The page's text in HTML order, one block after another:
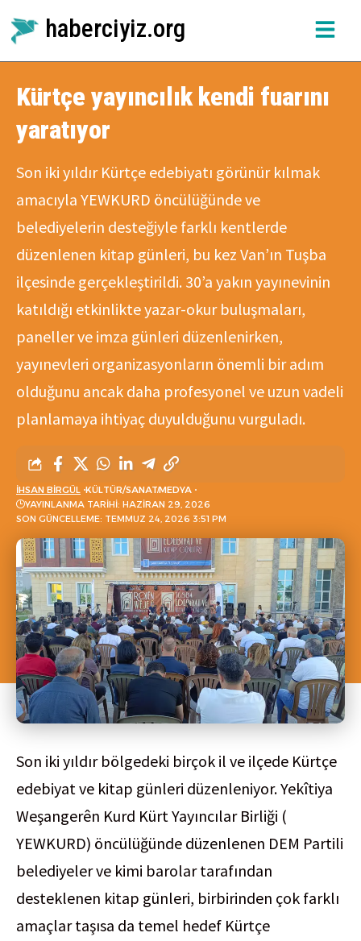
haberciyiz.org
Kürtçe yayıncılık kendi fuarını
yaratıyor
Son iki yıldır Kürtçe edebiyatı görünür kılmak
amacıyla YEWKURD öncülüğünde ve
belediyelerin desteğiyle farklı kentlerde
düzenlenen kitap günleri, bu kez Van’ın Tuşba
ilçesinde gerçekleştirildi. 30’a yakın yayınevinin
katıldığı etkinlikte yazar-okur buluşmaları,
paneller ve imza günleri düzenlenirken,
yayınevleri organizasyonların önemli bir adım
olduğunu ancak daha profesyonel ve uzun vadeli
planlamaya ihtiyaç duyulduğunu vurguladı.
SON GÜNCELLEME: TEMMUZ 24, 2026 3:51 PM
İHSAN BIRGÜL KÜLTÜR/SANATMEDYA
YAYINLANMA TARIHI: HAZIRAN 29, 2026
Son iki yıldır bölgedeki birçok il ve ilçede Kürtçe
edebiyat ve kitap günleri düzenleniyor. Yekîtiya
Weşangerên Kurd Kürt Yayıncılar Birliği (
YEWKURD) öncülüğünde düzenlenen DEM Partili
belediyeler ve kimi barolar tarafından
desteklenen kitap günleri, birbirinden çok farklı
amaçlar taşısa da temel hedef Kürtçe